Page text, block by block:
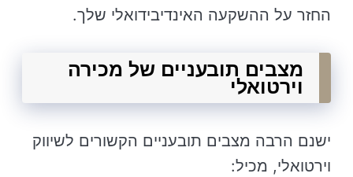
החזר על ההשקעה האינדיבידואלי שלך.
מצבים תובעניים של מכירה
וירטואלי
ישנם הרבה מצבים תובעניים הקשורים לשיווק
וירטואלי, מכיל: